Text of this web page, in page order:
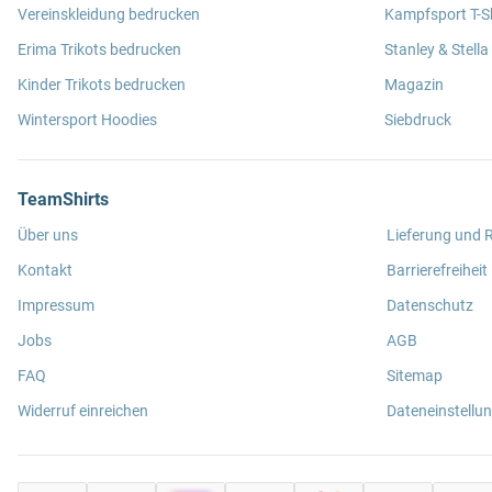
Vereinskleidung bedrucken
Erima Trikots bedrucken
Kinder Trikots bedrucken
Wintersport Hoodies
Kampfsport T-
Stanley &
Magazin
Siebdruck
TeamShirts
Über uns
Kontakt
Impressum
Jobs
FAQ
Widerruf einreichen
Lieferung und
Barrierefreiheit
Datenschutz
AGB
Sitemap